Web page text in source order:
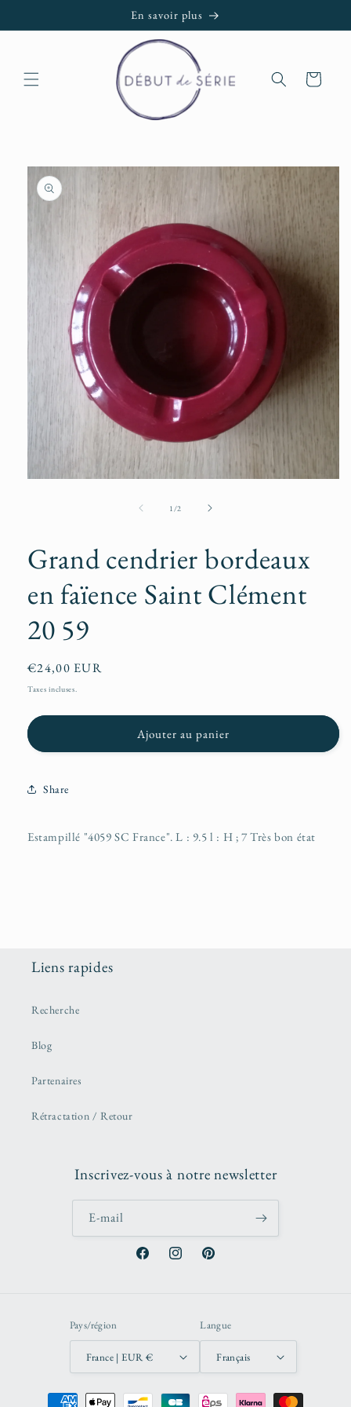
En savoir plus
Panier
Passer aux
informations
produits
fenêtre
modale
1/de2
Grand cendrier bordeaux
en faïence Saint Clément
20 59
Prix
habituel
€24,00 EUR
Taxes incluses.
Ajouter au panier
Share
Estampillé "4059 SC France". L : 9.5 l : H ; 7 Très bon état
Liens rapides
Recherche
Blog
Partenaires
Rétractation / Retour
Inscrivez-vous à notre newsletter
E-mail
FacebookInstagramPinterest
Pays/région
France | EUR €
Langue
Français
Moyens